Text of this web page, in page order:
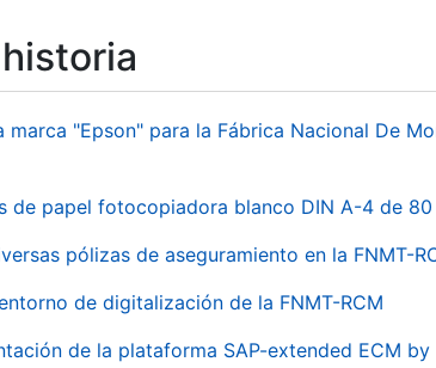
"Epson" para la Fábrica Nacional De
de papel fotocopiadora blanco DIN A-4 de 80
pólizas de aseguramiento en la FNMT-
de digitalización de la FNMT-RCM
de la plataforma SAP-extended ECM by